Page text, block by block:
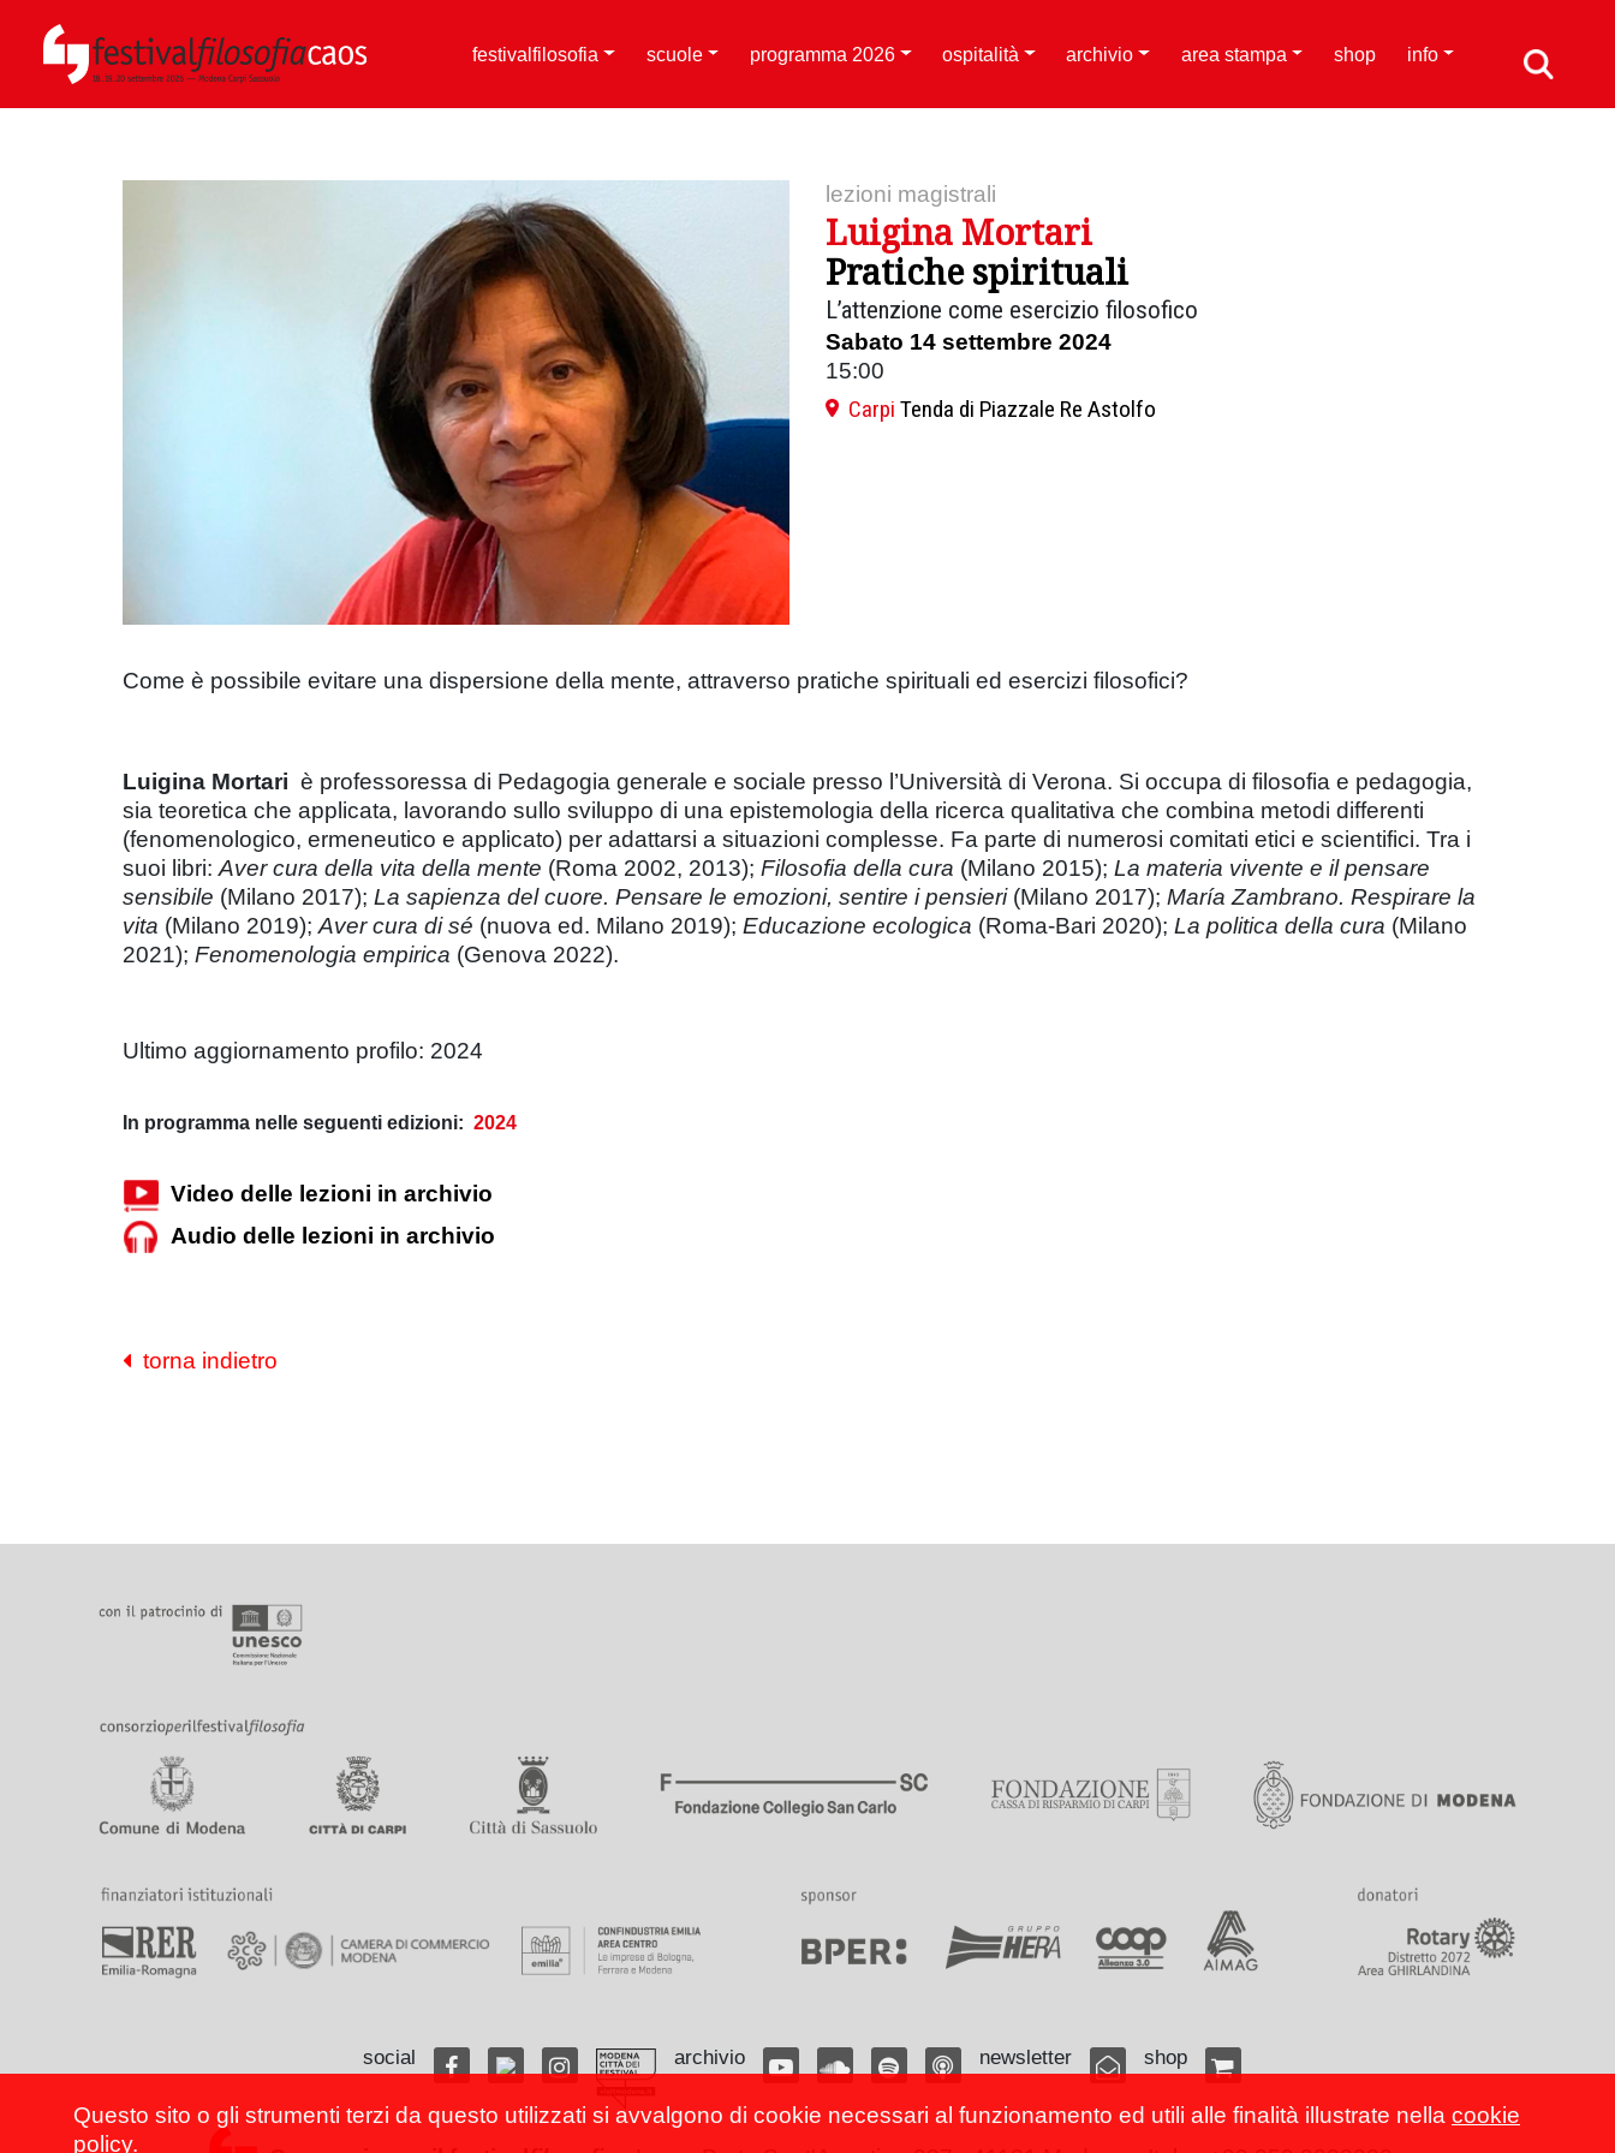
festivalfilosofia scuole programma 2026 ospitalità archivio area stampa shop info
lezioni magistrali
Luigina Mortari
Pratiche spirituali
L’attenzione come esercizio filosofico
Sabato 14 settembre 2024
15:00
Carpi Tenda di Piazzale Re Astolfo
Come è possibile evitare una dispersione della mente, attraverso pratiche spirituali ed esercizi filosofici?
Luigina Mortari è professoressa di Pedagogia generale e sociale presso l’Università di Verona. Si occupa di filosofia e pedagogia,
sia teoretica che applicata, lavorando sullo sviluppo di una epistemologia della ricerca qualitativa che combina metodi differenti
(fenomenologico, ermeneutico e applicato) per adattarsi a situazioni complesse. Fa parte di numerosi comitati etici e scientifici. Tra i
suoi libri: Aver cura della vita della mente (Roma 2002, 2013); Filosofia della cura (Milano 2015); La materia vivente e il pensare
sensibile (Milano 2017); La sapienza del cuore. Pensare le emozioni, sentire i pensieri(Milano 2017); María Zambrano. Respirare la
vita (Milano 2019); Aver cura di sé (nuova ed. Milano 2019); Educazione ecologica (Roma-Bari 2020); La politica della cura (Milano
2021); Fenomenologia empirica (Genova 2022).
Ultimo aggiornamento profilo: 2024
In programma nelle seguenti edizioni: 2024
Video delle lezioni in archivio
Audio delle lezioni in archivio
torna indietro
social archivio newsletter shop
Questo sito o gli strumenti terzi da questo utilizzati si avvalgono di cookie necessari al funzionamento ed utili alle finalità illustrate nella cookie
policy.